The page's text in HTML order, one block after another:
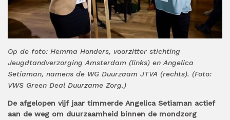
Op de foto: Hemma Honders, voorzitter stichting
Jeugdtandverzorging Amsterdam (links) en Angelica
Setiaman, namens de WG Duurzaam JTVA (rechts). (Foto:
VWS Green Deal Duurzame Zorg.)
De afgelopen vijf jaar timmerde Angelica Setiaman actief
aan de weg om duurzaamheid binnen de mondzorg